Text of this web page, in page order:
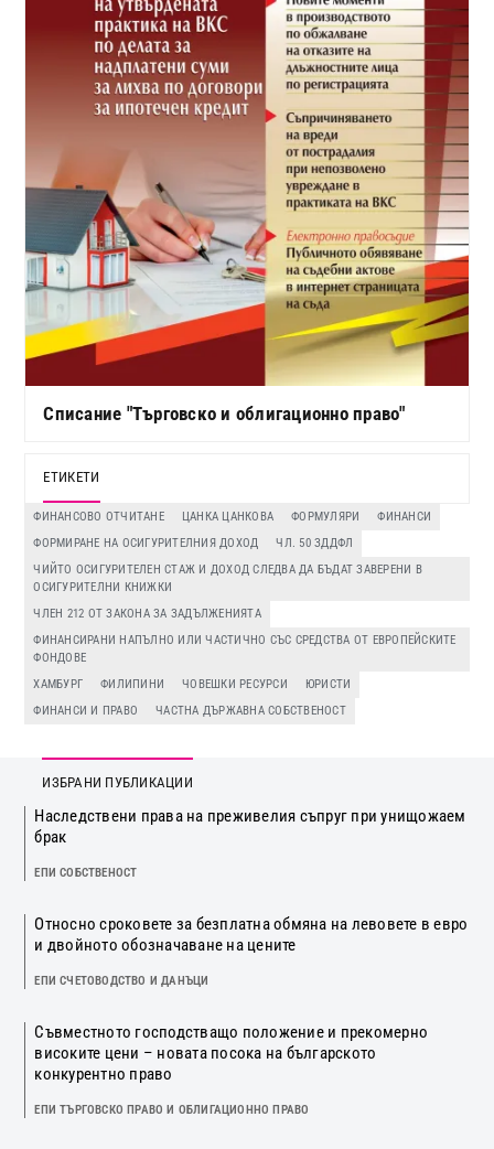
Списание "Търговско и облигационно право"
ЕТИКЕТИ
ФИНАНСОВО ОТЧИТАНЕ ЦАНКА ЦАНКОВА ФОРМУЛЯРИ
ФИНАНСИ
ФОРМИРАНЕ НА ОСИГУРИТЕЛНИЯ ДОХОД
ЧЛ. 50 ЗДДФЛ
ЧИЙТО ОСИГУРИТЕЛЕН СТАЖ И ДОХОД СЛЕДВА ДА БЪДАТ ЗАВЕРЕНИ В
ОСИГУРИТЕЛНИ КНИЖКИ
ЧЛЕН 212 ОТ ЗАКОНА ЗА ЗАДЪЛЖЕНИЯТА
ФИНАНСИРАНИ НАПЪЛНО ИЛИ ЧАСТИЧНО СЪС СРЕДСТВА ОТ ЕВРОПЕЙСКИТЕ
ФОНДОВЕ
ХАМБУРГ
ФИЛИПИНИ ЧОВЕШКИ РЕСУРСИ
ЮРИСТИ
ФИНАНСИ И ПРАВО
ЧАСТНА ДЪРЖАВНА СОБСТВЕНОСТ
ИЗБРАНИ ПУБЛИКАЦИИ
Наследствени права на преживелия съпруг при унищожаем
брак
ЕПИ СОБСТВЕНОСТ
Относно сроковете за безплатна обмяна на левовете в евро
и двойното обозначаване на цените
ЕПИ СЧЕТОВОДСТВО И ДАНЪЦИ
Съвместното господстващо положение и прекомерно
високите цени – новата посока на българското
конкурентно право
ЕПИ ТЪРГОВСКО ПРАВО И ОБЛИГАЦИОННО ПРАВО